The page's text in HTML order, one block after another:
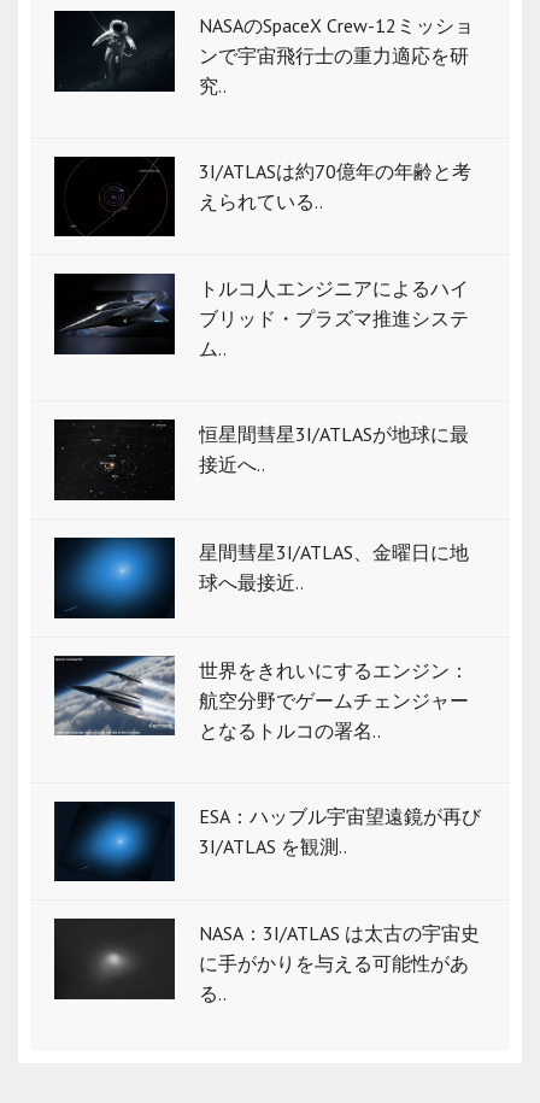
NASAのSpaceX Crew-12ミッショ
ンで宇宙飛行士の重力適応を研
究..
3I/ATLASは約70億年の年齢と考
えられている..
トルコ人エンジニアによるハイ
ブリッド・プラズマ推進システ
ム..
恒星間彗星3I/ATLASが地球に最
接近へ..
星間彗星3I/ATLAS、金曜日に地
球へ最接近..
世界をきれいにするエンジン：
航空分野でゲームチェンジャー
となるトルコの署名..
ESA：ハッブル宇宙望遠鏡が再び
3I/ATLAS を観測..
NASA：3I/ATLAS は太古の宇宙史
に手がかりを与える可能性があ
る..